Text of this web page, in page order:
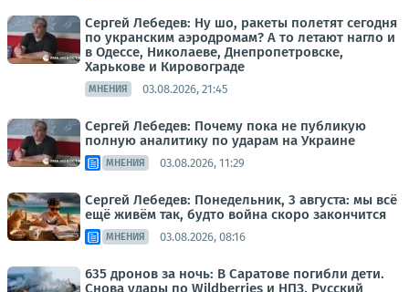
Сергей Лебедев: Ну шо, ракеты полетят сегодня
по укранским аэродромам? А то летают нагло и
в Одессе, Николаеве, Днепропетровске,
Харькове и Кировограде
МНЕНИЯ 03.08.2026, 21:45
Сергей Лебедев: Почему пока не публикую
полную аналитику по ударам на Украине
МНЕНИЯ 03.08.2026, 11:29
Сергей Лебедев: Понедельник, 3 августа: мы всё
ещё живём так, будто война скоро закончится
МНЕНИЯ 03.08.2026, 08:16
635 дронов за ночь: В Саратове погибли дети.
Снова удары по Wildberries и НПЗ. Русский